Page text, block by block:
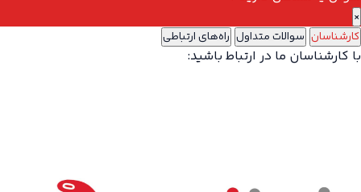
×
کارشناسان سوالات متداول راه‌های ارتباطی
با کارشناسان ما در ارتباط باشید: